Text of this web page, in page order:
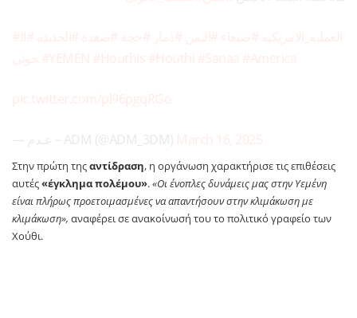
Στην πρώτη τηςαντίδραση, η οργάνωση χαρακτήρισε τις επιθέσεις
αυτές«έγκλημα πολέμου».«Οι ένοπλες δυνάμεις μας στην Υεμένη
είναι πλήρως προετοιμασμένες να απαντήσουν στην κλιμάκωση με
κλιμάκωση», αναφέρει σε ανακοίνωσή του το πολιτικό γραφείο των
Χούθι.